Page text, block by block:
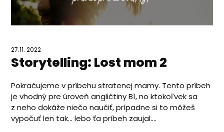
27.11. 2022
Storytelling: Lost mom 2
Pokračujeme v príbehu stratenej mamy. Tento príbeh
je vhodný pre úroveň angličtiny B1, no ktokoľvek sa
z neho dokáže niečo naučiť, prípadne si to môžeš
vypočuť len tak… lebo ťa príbeh zaujal....